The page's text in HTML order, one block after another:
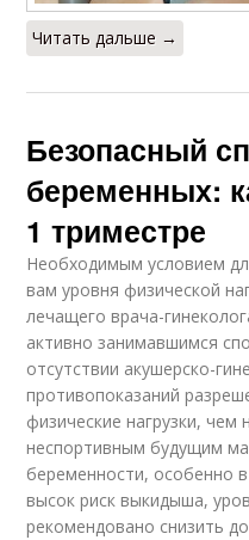
Читать дальше →
Безопасный
беременных:
1 триместре
Необходимым условием
вам уровня физической
лечащего врача-
активно занимавшимся
отсутствии акушерско-
противопоказаний
физические нагрузки,
неспортивным будущим
беременности, особенно
высок риск выкидыша,
рекомендовано снизить